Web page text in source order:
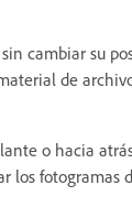
cambiar su
de
o hacia
los fotogramas